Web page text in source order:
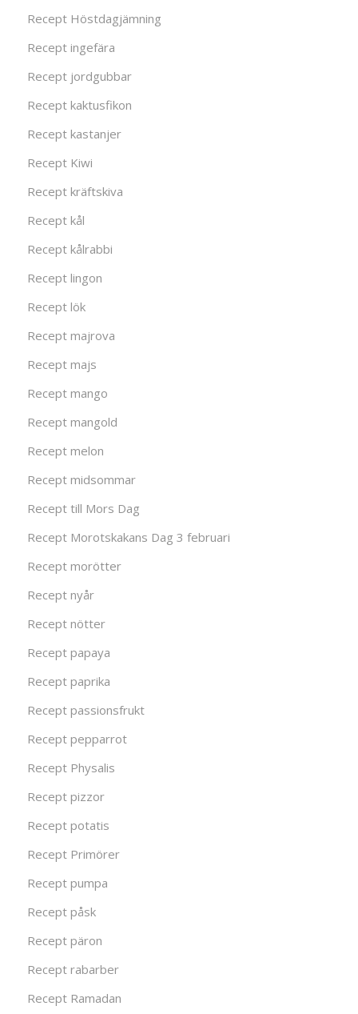
Recept Höstdagjämning
Recept ingefära
Recept jordgubbar
Recept kaktusfikon
Recept kastanjer
Recept Kiwi
Recept kräftskiva
Recept kål
Recept kålrabbi
Recept lingon
Recept lök
Recept majrova
Recept majs
Recept mango
Recept mangold
Recept melon
Recept midsommar
Recept till Mors Dag
Recept Morotskakans Dag 3 februari
Recept morötter
Recept nyår
Recept nötter
Recept papaya
Recept paprika
Recept passionsfrukt
Recept pepparrot
Recept Physalis
Recept pizzor
Recept potatis
Recept Primörer
Recept pumpa
Recept påsk
Recept päron
Recept rabarber
Recept Ramadan